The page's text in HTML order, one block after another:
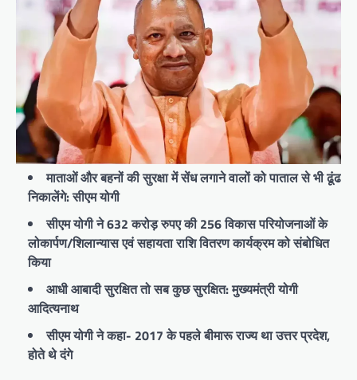
माताओं और बहनों की सुरक्षा में सेंध लगाने वालों को पाताल से भी ढूंढ
निकालेंगे: सीएम योगी
सीएम योगी ने 632 करोड़ रुपए की 256 विकास परियोजनाओं के
लोकार्पण/शिलान्यास एवं सहायता राशि वितरण कार्यक्रम को संबोधित
किया
आधी आबादी सुरक्षित तो सब कुछ सुरक्षित: मुख्यमंत्री योगी
आदित्यनाथ
सीएम योगी ने कहा- 2017 के पहले बीमारू राज्य था उत्तर प्रदेश,
होते थे दंगे